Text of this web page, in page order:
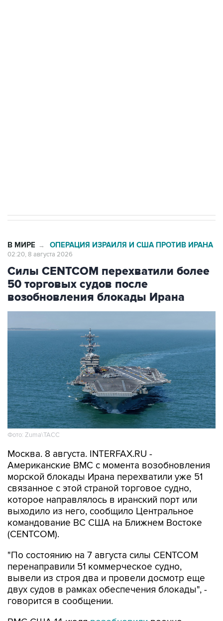
В МИРЕ → ОПЕРАЦИЯ ИЗРАИЛЯ И США ПРОТИВ ИРАНА
02:20, 8 августа 2026
Силы CENTCOM перехватили более
50 торговых судов после
возобновления блокады Ирана
Фото: Zuma\ТАСС
Москва. 8 августа. INTERFAX.RU -
Американские ВМС с момента возобновления
морской блокады Ирана перехватили уже 51
связанное с этой страной торговое судно,
которое направлялось в иранский порт или
выходило из него, сообщило Центральное
командование ВС США на Ближнем Востоке
(CENTCOM).
"По состоянию на 7 августа силы CENTCOM
перенаправили 51 коммерческое судно,
вывели из строя два и провели досмотр еще
двух судов в рамках обеспечения блокады", -
говорится в сообщении.